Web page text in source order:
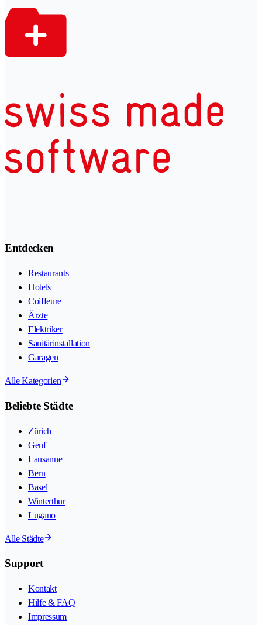
Entdecken
Restaurants
Hotels
Coiffeure
Ärzte
Elektriker
Sanitärinstallation
Garagen
Alle Kategorien
Beliebte Städte
Zürich
Genf
Lausanne
Bern
Basel
Winterthur
Lugano
Alle Städte
Support
Kontakt
Hilfe & FAQ
Impressum